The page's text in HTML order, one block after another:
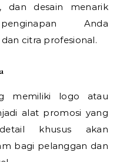
dan desain menarik
Anda
citra profesional.
memiliki logo atau
alat promosi yang
khusus akan
bagi pelanggan dan